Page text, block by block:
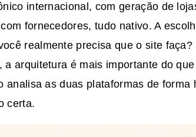
internacional, com geração de
fornecedores, tudo nativo. A
realmente precisa que o site
a arquitetura é mais importante do
analisa as duas plataformas de forma
certa.